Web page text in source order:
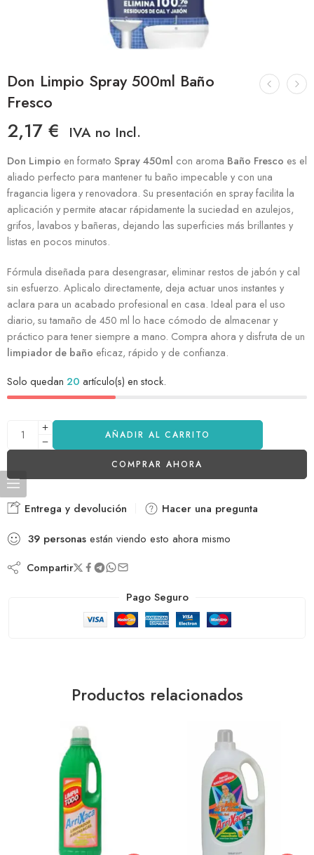
Don Limpio Spray 500ml Baño
Fresco
2,17 € IVA no Incl.
Don Limpio en formato Spray 450ml con aroma Baño Fresco es el
aliado perfecto para mantener tu baño impecable y con una
fragancia ligera y renovadora. Su presentación en spray facilita la
aplicación y permite atacar rápidamente la suciedad en azulejos,
grifos, lavabos y bañeras, dejando las superficies más brillantes y
listas en pocos minutos.
Fórmula diseñada para desengrasar, eliminar restos de jabón y cal
sin esfuerzo. Aplicalo directamente, deja actuar unos instantes y
aclara para un acabado profesional en casa. Ideal para el uso
diario, su tamaño de 450 ml lo hace cómodo de almacenar y
práctico para tener siempre a mano. Compra ahora y disfruta de un
limpiador de baño eficaz, rápido y de confianza.
Solo quedan 20 artículo(s) en stock.
AÑADIR AL CARRITO
COMPRAR AHORA
Entrega y devolución
Hacer una pregunta
39 personas están viendo esto ahora mismo
Compartir
Pago Seguro
Productos relacionados